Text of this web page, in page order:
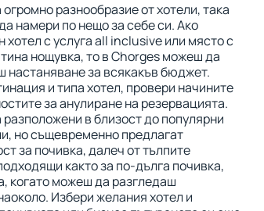
разнообразие от хотели, така
намери по нещо за себе си. Ако
хотел с услуга all inclusive или място с
нощувка, то в Chorges можеш да
настаняване за всякакъв бюджет.
и типа хотел, провери начините
за анулиране на резервацията.
в близост до популярни
но същевременно предлагат
за почивка, далеч от тълпите
както за по-дълга почивка,
когато можеш да разгледаш
Избери желания хотел и